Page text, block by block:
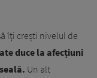
îți crești nivelul de
duce la afecțiuni
Un alt